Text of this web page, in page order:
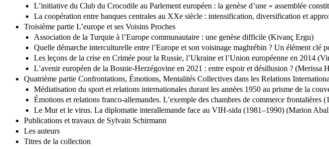
L’initiative du Club du Crocodile au Parlement européen : la genèse d’une « assemblée
La coopération entre banques centrales au XXe siècle : intensification, diversification et
Troisième partie L’europe et ses Voisins Proches
Association de la Turquie à l’Europe communautaire : une genèse difficile (Kivanç Ergu)
Quelle démarche interculturelle entre l’Europe et son voisinage maghrébin ? Un élément
Les leçons de la crise en Crimée pour la Russie, l’Ukraine et l’Union européenne en 2014
L’avenir européen de la Bosnie-Herzégovine en 2021 : entre espoir et désillusion ? (Merissa
Quatrième partie Confrontations, Émotions, Mentalités Collectives dans les Relations
Médiatisation du sport et relations internationales durant les années 1950 au prisme de la
Émotions et relations franco-allemandes. L’exemple des chambres de commerce frontalières
Le Mur et le virus. La diplomatie interallemande face au VIH-sida (1981–1990) (Marion
Publications et travaux de Sylvain Schirmann
Les auteurs
Titres de la collection